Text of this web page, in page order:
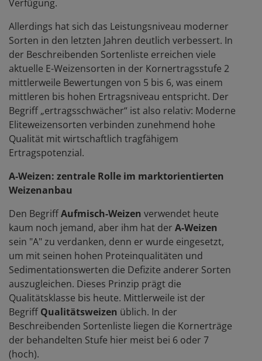
Verfügung.
Allerdings hat sich das Leistungsniveau moderner
Sorten in den letzten Jahren deutlich verbessert. In
der Beschreibenden Sortenliste erreichen viele
aktuelle E-Weizensorten in der Kornertragsstufe 2
mittlerweile Bewertungen von 5 bis 6, was einem
mittleren bis hohen Ertragsniveau entspricht. Der
Begriff „ertragsschwächer“ ist also relativ: Moderne
Eliteweizensorten verbinden zunehmend hohe
Qualität mit wirtschaftlich tragfähigem
Ertragspotenzial.
A-Weizen: zentrale Rolle im marktorientierten
Weizenanbau
Den BegriffAufmisch-Weizen verwendet heute
kaum noch jemand, aber ihm hat der A-Weizen
sein "A" zu verdanken, denn er wurde eingesetzt,
um mit seinen hohen Proteinqualitäten und
Sedimentationswerten die Defizite anderer Sorten
auszugleichen. Dieses Prinzip prägt die
Qualitätsklasse bis heute. Mittlerweile ist der
BegriffQualitätsweizen üblich. In der
Beschreibenden Sortenliste liegen die Kornerträge
der behandelten Stufe hier meist bei 6 oder 7
(hoch).